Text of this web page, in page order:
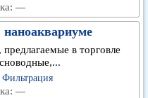
—
в торговле
Фильтрация
—